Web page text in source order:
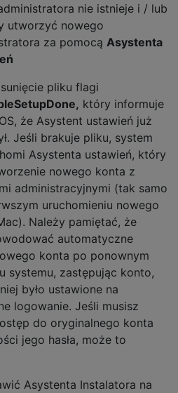
nie istnieje i / lub
utworzyć nowego
za pomocą Asystenta
pliku flagi
który informuje
że Asystent ustawień już
Jeśli brakuje pliku, system
Asystenta ustawień, który
nowego konta z
administracyjnymi (tak samo
uruchomieniu nowego
Należy pamiętać, że
automatyczne
konta po ponownym
systemu, zastępując konto,
było ustawione na
logowanie. Jeśli musisz
do oryginalnego konta
jego hasła, może to
Asystenta Instalatora na